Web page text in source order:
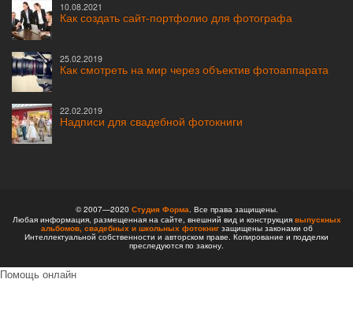
10.08.2021
Как создать сайт-портфолио для фотографа
25.02.2019
Как смотреть на мир через объектив фотоаппарата
22.02.2019
Надписи для свадебной фотокниги
© 2007—2020 Студия Форма. Все права защищены.
Любая информация, размещенная на сайте, внешний вид и конструкция выпускных
альбомов, свадебных и школьных фотокнигзащищены законами об
Интеллектуальной собственности и авторском праве. Копирование и подделки
преследуются по закону.
Помощь онлайн